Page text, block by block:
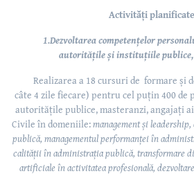
Activități
1.Dezvoltarea competențelor
autoritățile și instituțiile publice,
Realizarea a 18 cursuri de formare și
câte 4 zile fiecare) pentru cel puțin 400 de
autoritățile publice, masteranzi, angajați
Civile în domeniile:management și
publică, managementul performanței în
calității în administrația publică, transformare
artificiale în activitatea profesională,